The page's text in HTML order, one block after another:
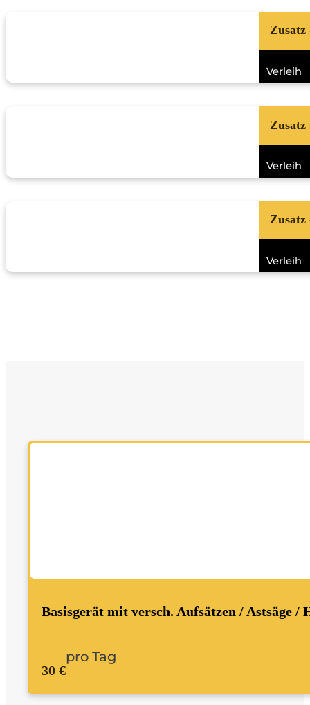
Verleih
Verleih
Verleih
Basisgerät mit versch. Aufsätzen / Astsäge /
30 €
pro Tag